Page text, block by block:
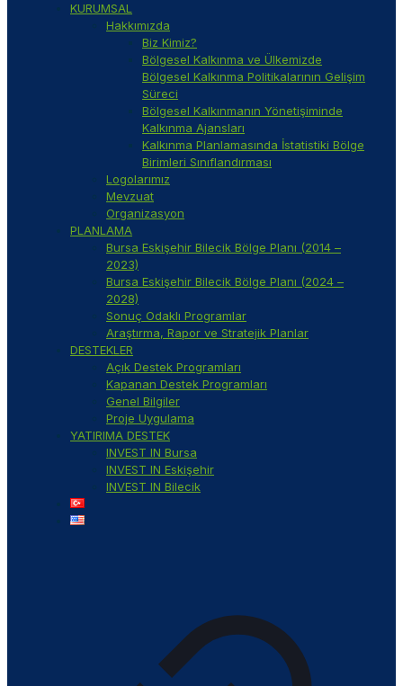
KURUMSAL
Hakkımızda
Biz Kimiz?
Bölgesel Kalkınma ve Ülkemizde
Bölgesel Kalkınma Politikalarının Gelişim
Süreci
Bölgesel Kalkınmanın Yönetişiminde
Kalkınma Ajansları
Kalkınma Planlamasında İstatistiki Bölge
Birimleri Sınıflandırması
Logolarımız
Mevzuat
Organizasyon
PLANLAMA
Bursa Eskişehir Bilecik Bölge Planı (2014 –
2023)
Bursa Eskişehir Bilecik Bölge Planı (2024 –
2028)
Sonuç Odaklı Programlar
Araştırma, Rapor ve Stratejik Planlar
DESTEKLER
Açık Destek Programları
Kapanan Destek Programları
Genel Bilgiler
Proje Uygulama
YATIRIMA DESTEK
INVEST IN Bursa
INVEST IN Eskişehir
INVEST IN Bilecik